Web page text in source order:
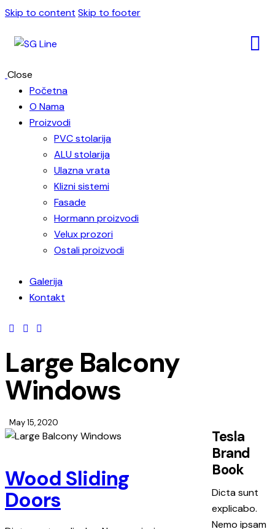
Skip to content Skip to footer
Close
Početna
O Nama
Proizvodi
PVC stolarija
ALU stolarija
Ulazna vrata
Klizni sistemi
Fasade
Hormann proizvodi
Velux prozori
Ostali proizvodi
Galerija
Kontakt
Large Balcony
Windows
May 15, 2020
Wood Sliding
Doors
Tesla
Brand
Book
Dicta sunt
explicabo.
Nemo ipsam